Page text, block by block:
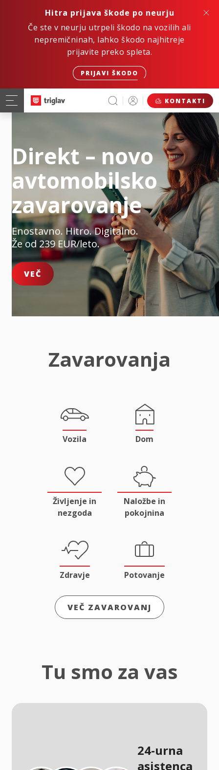
Hitra prijava škode po neurju
Če ste v neurju utrpeli škodo na vozilih ali
nepremičninah, lahko škodo najhitreje
prijavite preko spleta.
PRIJAVI ŠKODO
KONTAKTI
Direkt – novo
avtomobilsko
zavarovanje
Enostavno. Hitro. Digitalno.
Že od 239 EUR/leto.
VEČ
Zavarovanja
Vozila Dom
Življenje in
nezgoda
Naložbe in
pokojnina
Zdravje Potovanje
VEČ ZAVAROVANJ
Tu smo za vas
24-urna
asistenca